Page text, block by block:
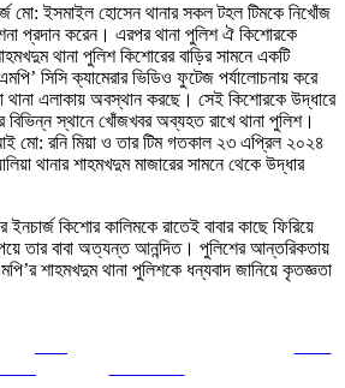
মো: ইসমাইল হোসেন থানার সকল টহল টিমকে নিখোঁজ
প্রদান করেন। এরপর থানা পুলিশ ঐ কিশোরকে
থানা পুলিশ কিশোরের বাড়ির সামনে একটি
সিসি ক্যামেরার ভিডিও ফুটেজ পর্যালোচনায় করে
থানা এলাকায় অবস্থান করছে। সেই কিশোরকে উদ্ধারে
বিভিন্ন স্থানে খোঁজখবর অব্যহত রাখে থানা পুলিশ।
মো: রনি মিয়া ও তার টিম গতকাল ২৩ এপ্রিল ২০২৪
থানার শাহমখদুম মাজারের সামনে থেকে উদ্ধার
ইনচার্জ কিশোর কালিমকে রাতেই বাবার কাছে ফিরিয়ে
তার বাবা অত্যন্ত আনন্দিত। পুলিশের আন্তরিকতায়
শাহমখদুম থানা পুলিশকে ধন্যবাদ জানিয়ে কৃতজ্ঞতা